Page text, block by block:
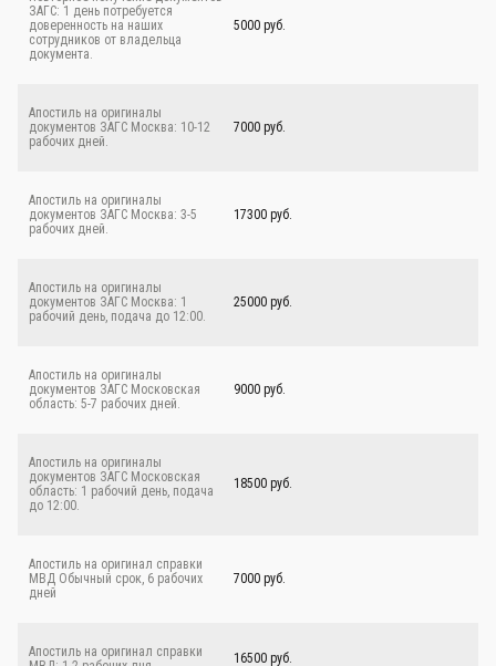
ЗАГС: 1 день потребуется
доверенность на наших
сотрудников от владельца
документа.
5000 руб.
Апостиль на оригиналы
документов ЗАГС Москва: 10-12
рабочих дней.
7000 руб.
Апостиль на оригиналы
документов ЗАГС Москва: 3-5
рабочих дней.
17300 руб.
Апостиль на оригиналы
документов ЗАГС Москва: 1
рабочий день, подача до 12:00.
25000 руб.
Апостиль на оригиналы
документов ЗАГС Московская
область: 5-7 рабочих дней.
9000 руб.
Апостиль на оригиналы
документов ЗАГС Московская
область: 1 рабочий день, подача
до 12:00.
18500 руб.
Апостиль на оригинал справки
МВД Обычный срок, 6 рабочих
дней
7000 руб.
Апостиль на оригинал справки
16500 руб.